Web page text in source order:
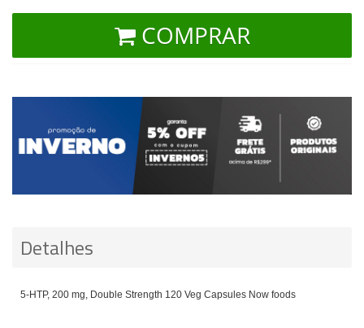
COMPRAR
Detalhes
5-HTP, 200 mg, Double Strength 120 Veg Capsules Now foods